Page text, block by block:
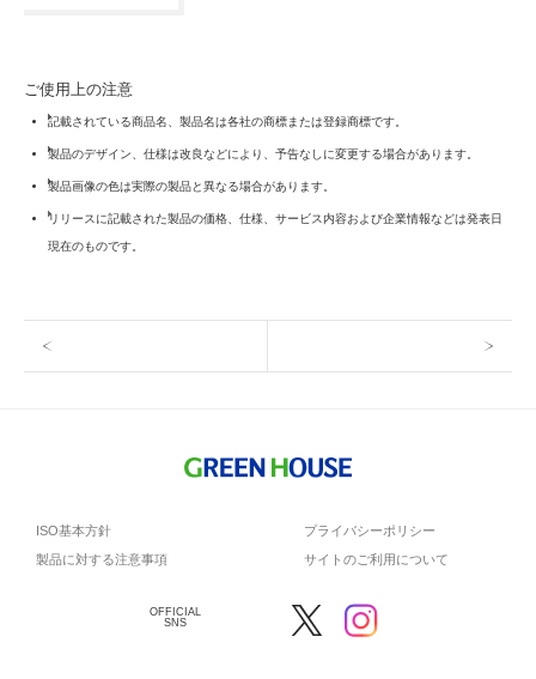
ご使用上の注意
記載されている商品名、製品名は各社の商標または登録商標です。
製品のデザイン、仕様は改良などにより、予告なしに変更する場合があります。
製品画像の色は実際の製品と異なる場合があります。
リリースに記載された製品の価格、仕様、サービス内容および企業情報などは発表日
現在のものです。
ISO基本方針
プライバシーポリシー
製品に対する注意事項
サイトのご利用について
OFFICIAL
SNS